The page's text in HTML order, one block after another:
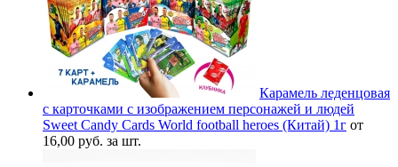
Карамель леденцовая
с карточками с изображением персонажей и людей
Sweet Candy Cards World football heroes (Китай) 1г от
16,00 руб. за шт.